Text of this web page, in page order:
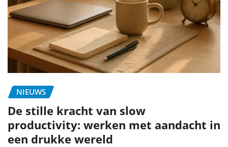
NIEUWS
De stille kracht van slow
productivity: werken met aandacht in
een drukke wereld